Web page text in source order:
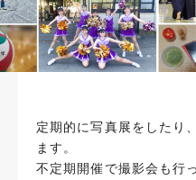
定期的に写真展をしたり
ます。
不定期開催で撮影会も行